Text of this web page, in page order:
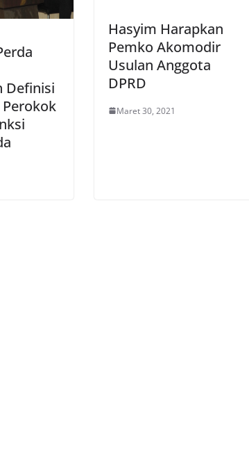
Definisi
Perokok
Hasyim Harapkan
Pemko Akomodir
Usulan Anggota
DPRD
Maret 30, 2021